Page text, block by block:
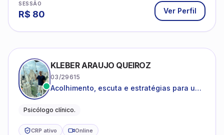
SESSÃO
R$ 80 Ver Perfil
KLEBER ARAUJO QUEIROZ
03/29615
Acolhimento, escuta e estratégias para uma
Psicólogo clínico.
CRP ativo Online